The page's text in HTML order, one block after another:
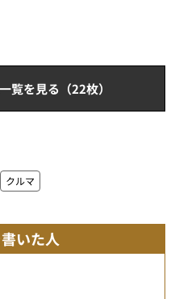
覧を見る（22枚）
クルマ
いた人